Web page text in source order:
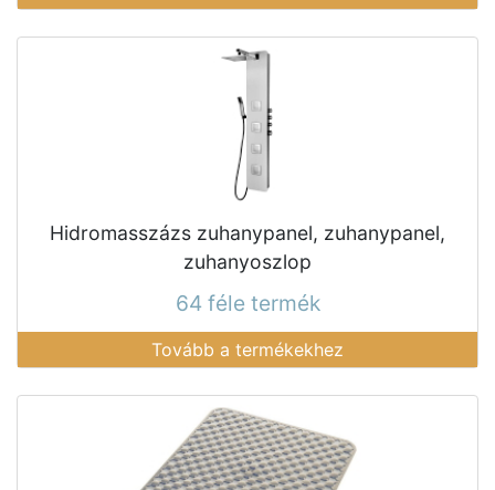
Hidromasszázs zuhanypanel, zuhanypanel,
zuhanyoszlop
64 féle termék
Tovább a termékekhez